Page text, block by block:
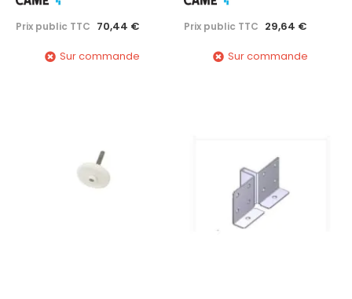
Prix public TTC 70,44 €
Sur commande
Prix public TTC 29,64 €
Sur commande